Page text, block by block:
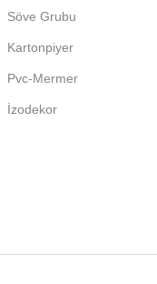
Söve Grubu
Kartonpiyer
Pvc-Mermer
İzodekor